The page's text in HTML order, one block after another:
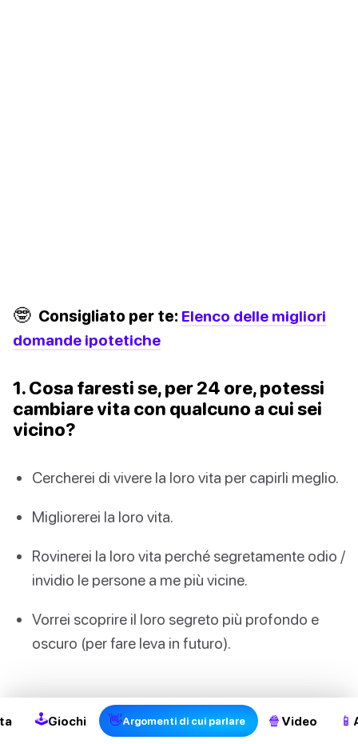
3
🤓 Consigliato per te: Elenco delle migliori
domande ipotetiche
1. Cosa faresti se, per 24 ore, potessi
cambiare vita con qualcuno a cui sei
vicino?
Cercherei di vivere la loro vita per capirli meglio.
Migliorerei la loro vita.
Rovinerei la loro vita perché segretamente odio /
invidio le persone a me più vicine.
Vorrei scoprire il loro segreto più profondo e
oscuro (per fare leva in futuro).
2. Cosa faresti se scoprissi che il tuo
🕹Giochi 👋Argomenti di cui parlare 🍿 Video 📱